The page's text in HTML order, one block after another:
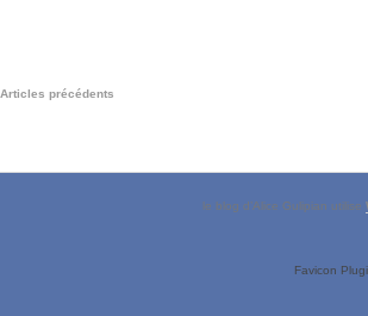
Articles précédents
le blog d’Alice Gulipian utilise
Favicon